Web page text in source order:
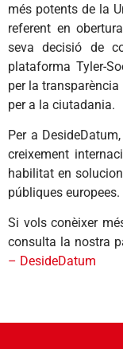
més potents de la
referent en
seva decisió de
plataforma Tyler-
per la
per a la ciutadania.
Per a
creixement
habilitat en
públiques europees.
Si vols conèixer
consulta la nostra
– DesideDatum